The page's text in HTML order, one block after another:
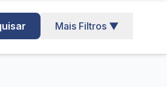
Mais Filtros ▼